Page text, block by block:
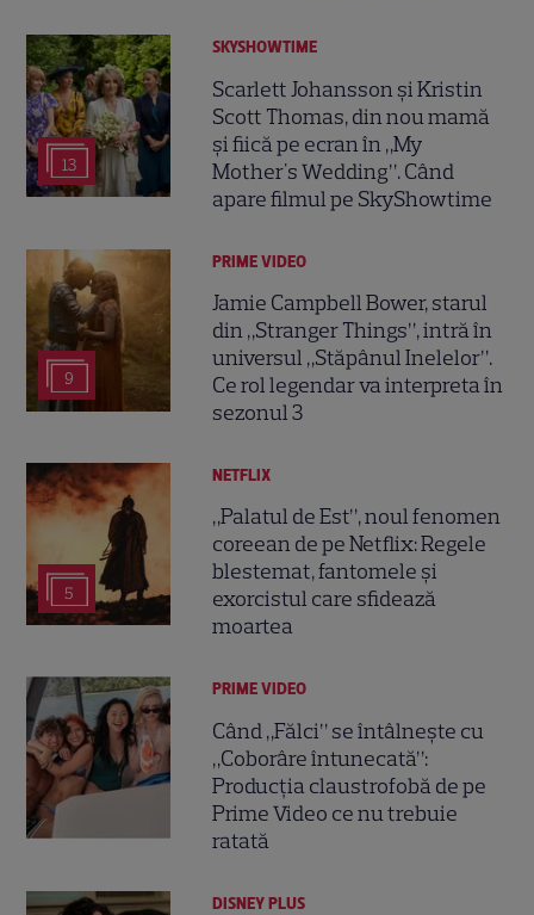
13
SKYSHOWTIME
Scarlett Johansson și Kristin
Scott Thomas, din nou mamă
și fiică pe ecran în „My
Mother's Wedding”. Când
apare filmul pe SkyShowtime
9
PRIME VIDEO
Jamie Campbell Bower, starul
din „Stranger Things”, intră în
universul „Stăpânul Inelelor”.
Ce rol legendar va interpreta în
sezonul 3
5
NETFLIX
„Palatul de Est”, noul fenomen
coreean de pe Netflix: Regele
blestemat, fantomele și
exorcistul care sfidează
moartea
PRIME VIDEO
Când „Fălci” se întâlnește cu
„Coborâre întunecată”:
Producția claustrofobă de pe
Prime Video ce nu trebuie
ratată
DISNEY PLUS